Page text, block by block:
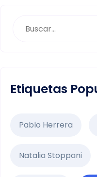
Etiquetas
Pablo Herrera
Natalia Stoppani